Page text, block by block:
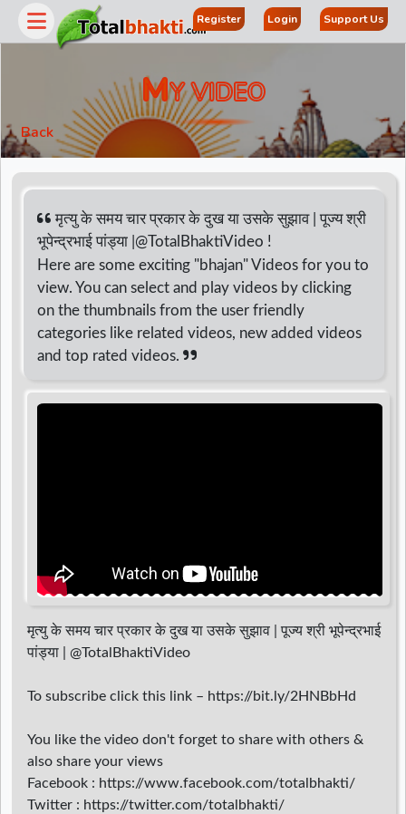
Register Login Support Us
MY VIDEO
Back
मृत्यु के समय चार प्रकार के दुख या उसके सुझाव | पूज्य श्री
भूपेन्द्रभाई पांड्या |@TotalBhaktiVideo !
Here are some exciting "bhajan" Videos for you to
view. You can select and play videos by clicking
on the thumbnails from the user friendly
categories like related videos, new added videos
and top rated videos.
मृत्यु के समय चार प्रकार के दुख या उसके सुझाव | पूज्य श्री भूपेन्द्रभाई
पांड्या | @TotalBhaktiVideo
To subscribe click this link – https://bit.ly/2HNBbHd
You like the video don't forget to share with others &
also share your views
Facebook : https://www.facebook.com/totalbhakti/
Twitter : https://twitter.com/totalbhakti/